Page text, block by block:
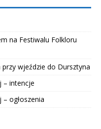
na Festiwalu Folkloru
wjeździe do Dursztyna
– intencje
ogłoszenia